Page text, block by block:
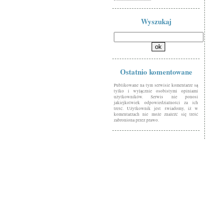
Wyszukaj
Ostatnio komentowane
Publikowane na tym serwisie komentarze są
tylko i wyłącznie osobistymi opiniami
użytkowników. Serwis nie ponosi
jakiejkolwiek odpowiedzialności za ich
treść. Użytkownik jest świadomy, iż w
komentarzach nie może znaleźć się treść
zabroniona przez prawo.